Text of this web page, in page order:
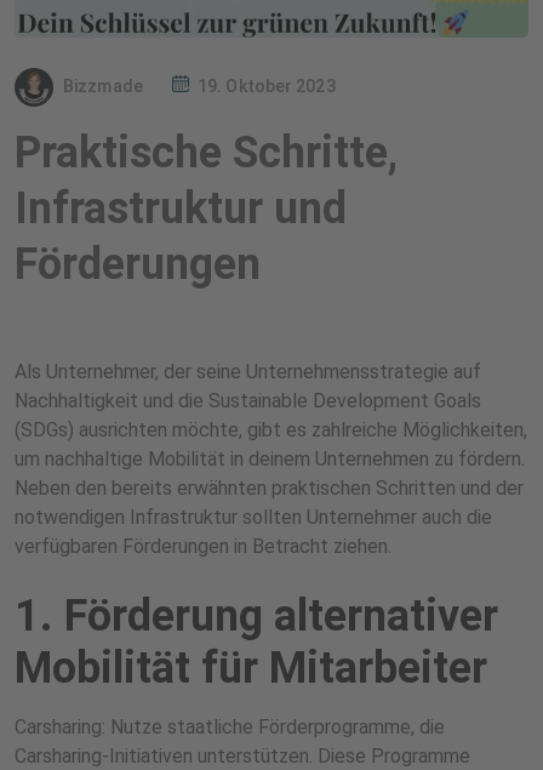
Bizzmade 19. Oktober 2023
Praktische Schritte,
Infrastruktur und
Förderungen
Als Unternehmer, der seine Unternehmensstrategie auf
Nachhaltigkeit und die Sustainable Development Goals
(SDGs) ausrichten möchte, gibt es zahlreiche Möglichkeiten,
um nachhaltige Mobilität in deinem Unternehmen zu fördern.
Neben den bereits erwähnten praktischen Schritten und der
notwendigen Infrastruktur sollten Unternehmer auch die
verfügbaren Förderungen in Betracht ziehen.
1. Förderung alternativer
Mobilität für Mitarbeiter
Carsharing: Nutze staatliche Förderprogramme, die
Carsharing-Initiativen unterstützen. Diese Programme